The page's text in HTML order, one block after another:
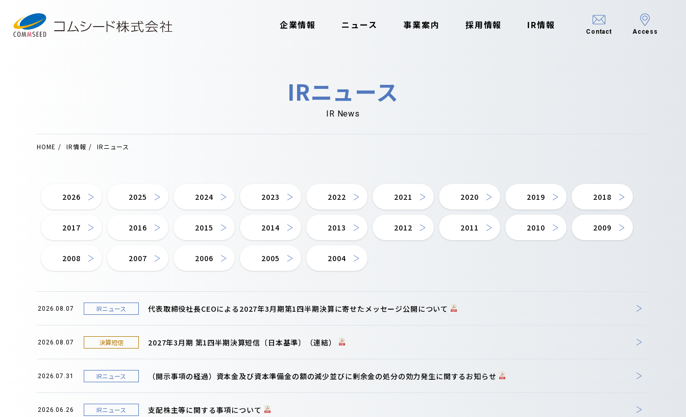
企業情報 ニュース 事業案内 採用情報 IR情報
Contact Access
IRニュース
IR News
HOME IR情報 IRニュース
2026 2025 2024 2023 2022 2021 2020 2019 2018
2017 2016 2015 2014 2013 2012 2011 2010 2009
2008 2007 2006 2005 2004
2026.08.07 IRニュース 代表取締役社長CEOによる2027年3月期第1四半期決算に寄せたメッセージ公開について
2026.08.07 決算短信 2027年3月期 第1四半期決算短信〔日本基準〕（連結）
2026.07.31 IRニュース （開示事項の経過）資本金及び資本準備金の額の減少並びに剰余金の処分の効力発生に関するお知らせ
2026.06.26 IRニュース 支配株主等に関する事項について